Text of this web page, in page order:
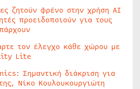
ζητούν φρένο στην χρήση AI
προειδοποιούν για τους
τον έλεγχο κάθε χώρου με
Lite
Σημαντική διάκριση για
Νίκο Κουλουκουργιώτη